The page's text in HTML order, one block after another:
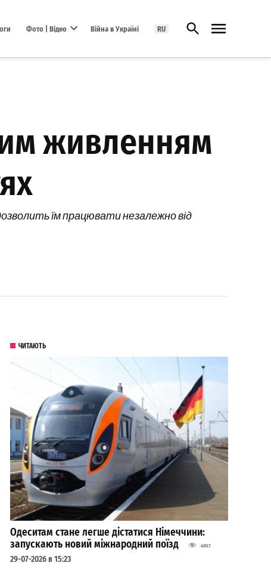
Фото | Відео Війна в Україні RU Відкрити пошук
живленням
їм працювати незалежно від
ЧИТАЮТЬ
Одеситам стане легше дістатися Німеччини:
запускають новий міжнародний поїзд
4907
29-07-2026 в 15:23